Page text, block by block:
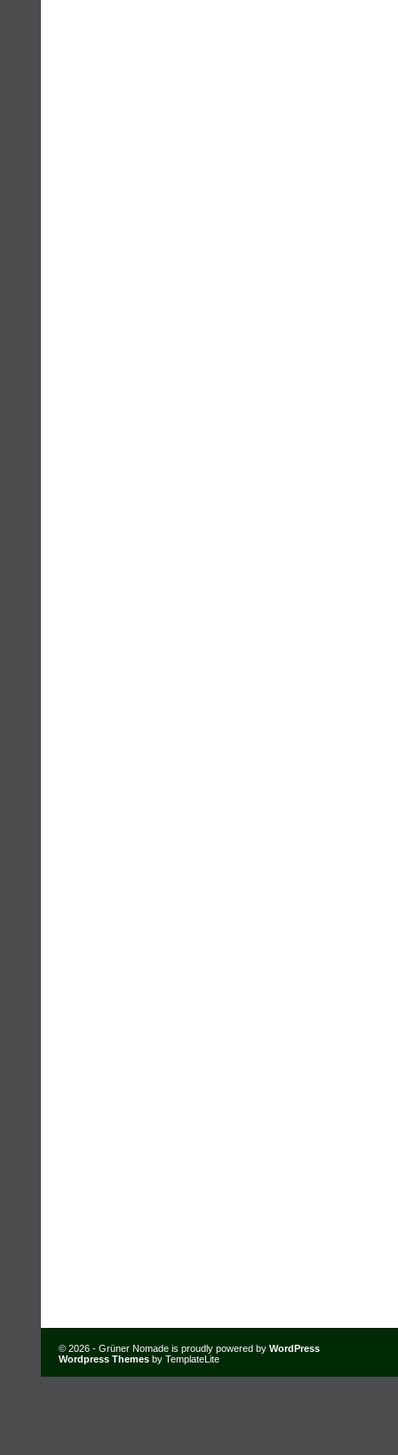
© 2026 - Grüner Nomade is proudly powered by WordPress
Wordpress Themes by TemplateLite